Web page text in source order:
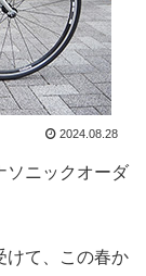
2024.08.28
ソニックオーダ
けて、この春か